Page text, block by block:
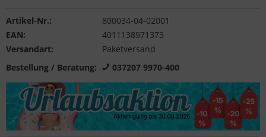
Artikel-Nr.:
800034-04-02001
EAN:
4011138971373
Versandart:
Paketversand
Bestellung / Beratung:
037207 9970-400